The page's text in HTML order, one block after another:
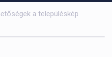
a településkép